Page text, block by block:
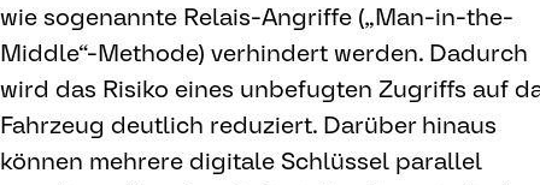
wie sogenannte Relais-Angriffe („Man-in-the-
Middle“-Methode) verhindert werden. Dadurch
wird das Risiko eines unbefugten Zugriffs auf
Fahrzeug deutlich reduziert. Darüber hinaus
können mehrere digitale Schlüssel parallel